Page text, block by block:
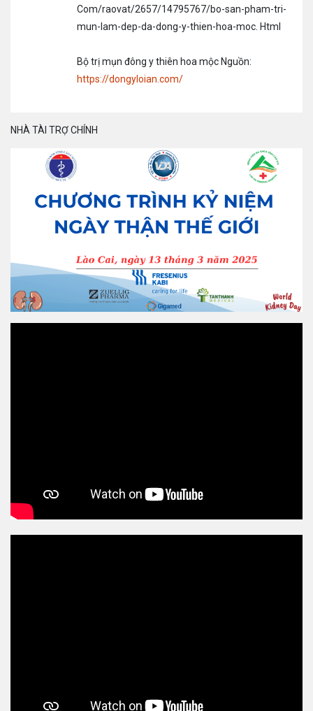
Com/raovat/2657/14795767/bo-san-pham-tri-
mun-lam-dep-da-dong-y-thien-hoa-moc. Html
Bộ trị mụn đông y thiên hoa mộc Nguồn:
https://dongyloian.com/
NHÀ TÀI TRỢ CHÍNH